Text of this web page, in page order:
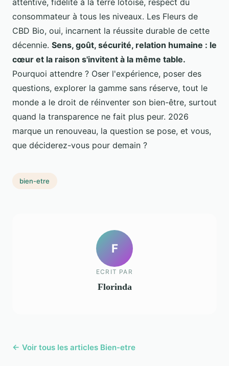
attentive, fidélité à la terre lotoise, respect du
consommateur à tous les niveaux. Les Fleurs de
CBD Bio, oui, incarnent la réussite durable de cette
décennie. Sens, goût, sécurité, relation humaine : le
cœur et la raison s'invitent à la même table.
Pourquoi attendre ? Oser l'expérience, poser des
questions, explorer la gamme sans réserve, tout le
monde a le droit de réinventer son bien-être, surtout
quand la transparence ne fait plus peur. 2026
marque un renouveau, la question se pose, et vous,
que déciderez-vous pour demain ?
bien-etre
F
ECRIT PAR
Florinda
← Voir tous les articles Bien-etre